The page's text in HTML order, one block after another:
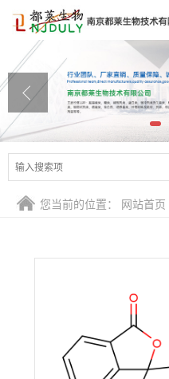
公司首页
公司介绍
公司动态
产品展厅
证书荣誉
您当前的位置： 网站首页